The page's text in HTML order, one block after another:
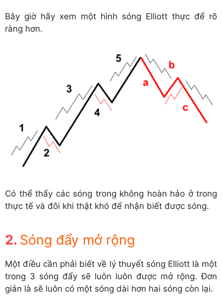
Bây giờ hãy xem một hình sóng Elliott thực để rõ
ràng hơn.
Có thể thấy các sóng trong không hoàn hảo ở trong
thực tế và đôi khi thật khó để nhận biết được sóng.
Sóng đẩy mở rộng
Một điều cần phải biết về lý thuyết sóng Elliott là một
trong 3 sóng đẩy sẽ luôn luôn được mở rộng. Đơn
giản là sẽ luôn có một sóng dài hơn hai sóng còn lại.